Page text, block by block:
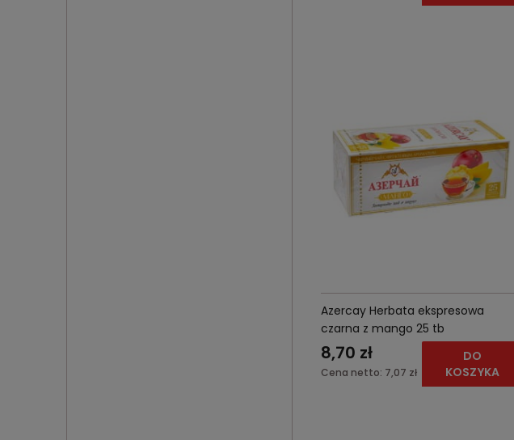
Azercay Herbata ekspresowa
czarna z mango 25 tb
8,70 zł
Cena netto: 7,07 zł
DO
KOSZYKA